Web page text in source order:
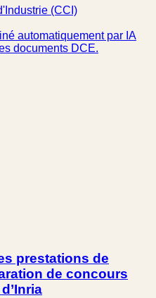
(CCI)
automatiquement par IA
documents DCE.
prestations de
de concours